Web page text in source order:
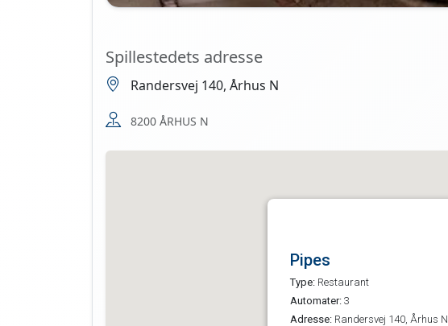
Spillestedets adresse
Randersvej 140, Århus N
8200 ÅRHUS N
Pipes
Type: Restaurant
Automater: 3
Adresse: Randersvej 140, Århus N